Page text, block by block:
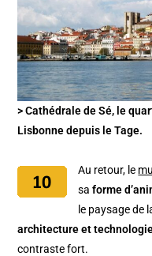
> Cathédrale de Sé, le
Lisbonne depuis le Tage.
Au retour, le
saforme
le paysage de
architecture et
contraste fort.